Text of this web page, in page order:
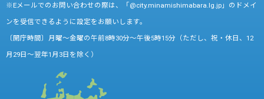
※Eメールでのお問い合わせの際は、「@city.minamishimabara.lg.jp」のドメイ
ンを受信できるように設定をお願いします。
〔開庁時間〕月曜～金曜の午前8時30分～午後5時15分（ただし、祝・休日、12
月29日～翌年1月3日を除く）